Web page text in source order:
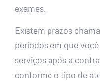
exames.
Existem prazos
períodos em que
serviços após a
conforme o tipo de